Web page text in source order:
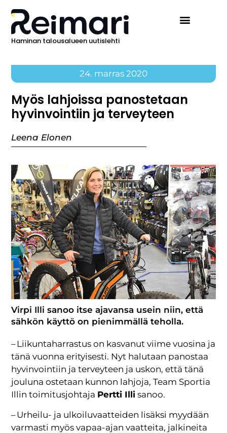
Haminan talousalueen uutislehti
24. marras 2020
Myös lahjoissa panostetaan
hyvinvointiin ja terveyteen
Leena Elonen
Virpi Illi sanoo itse ajavansa usein niin, että
sähkön käyttö on pienimmällä teholla.
– Liikuntaharrastus on kasvanut viime vuosina ja
tänä vuonna erityisesti. Nyt halutaan panostaa
hyvinvointiin ja terveyteen ja uskon, että tänä
jouluna ostetaan kunnon lahjoja, Team Sportia
Illin toimitusjohtaja Pertti Illi sanoo.
– Urheilu- ja ulkoiluvaatteiden lisäksi myydään
varmasti myös vapaa-ajan vaatteita, jalkineita